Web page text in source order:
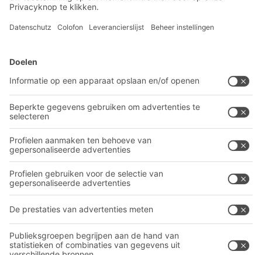
Inschrijven nieuwsbrief
BITO-oplossingen
Intralogistieke oplossingen
Bakken en bakken
Transportsystemen
Onze diensten
BITO PRODUCTCATALOGUS
BITO PROJECTGIDS
Contactformulier
Bedrijf
Over BITO
Ons wereldwijde netwerk
Volg ons